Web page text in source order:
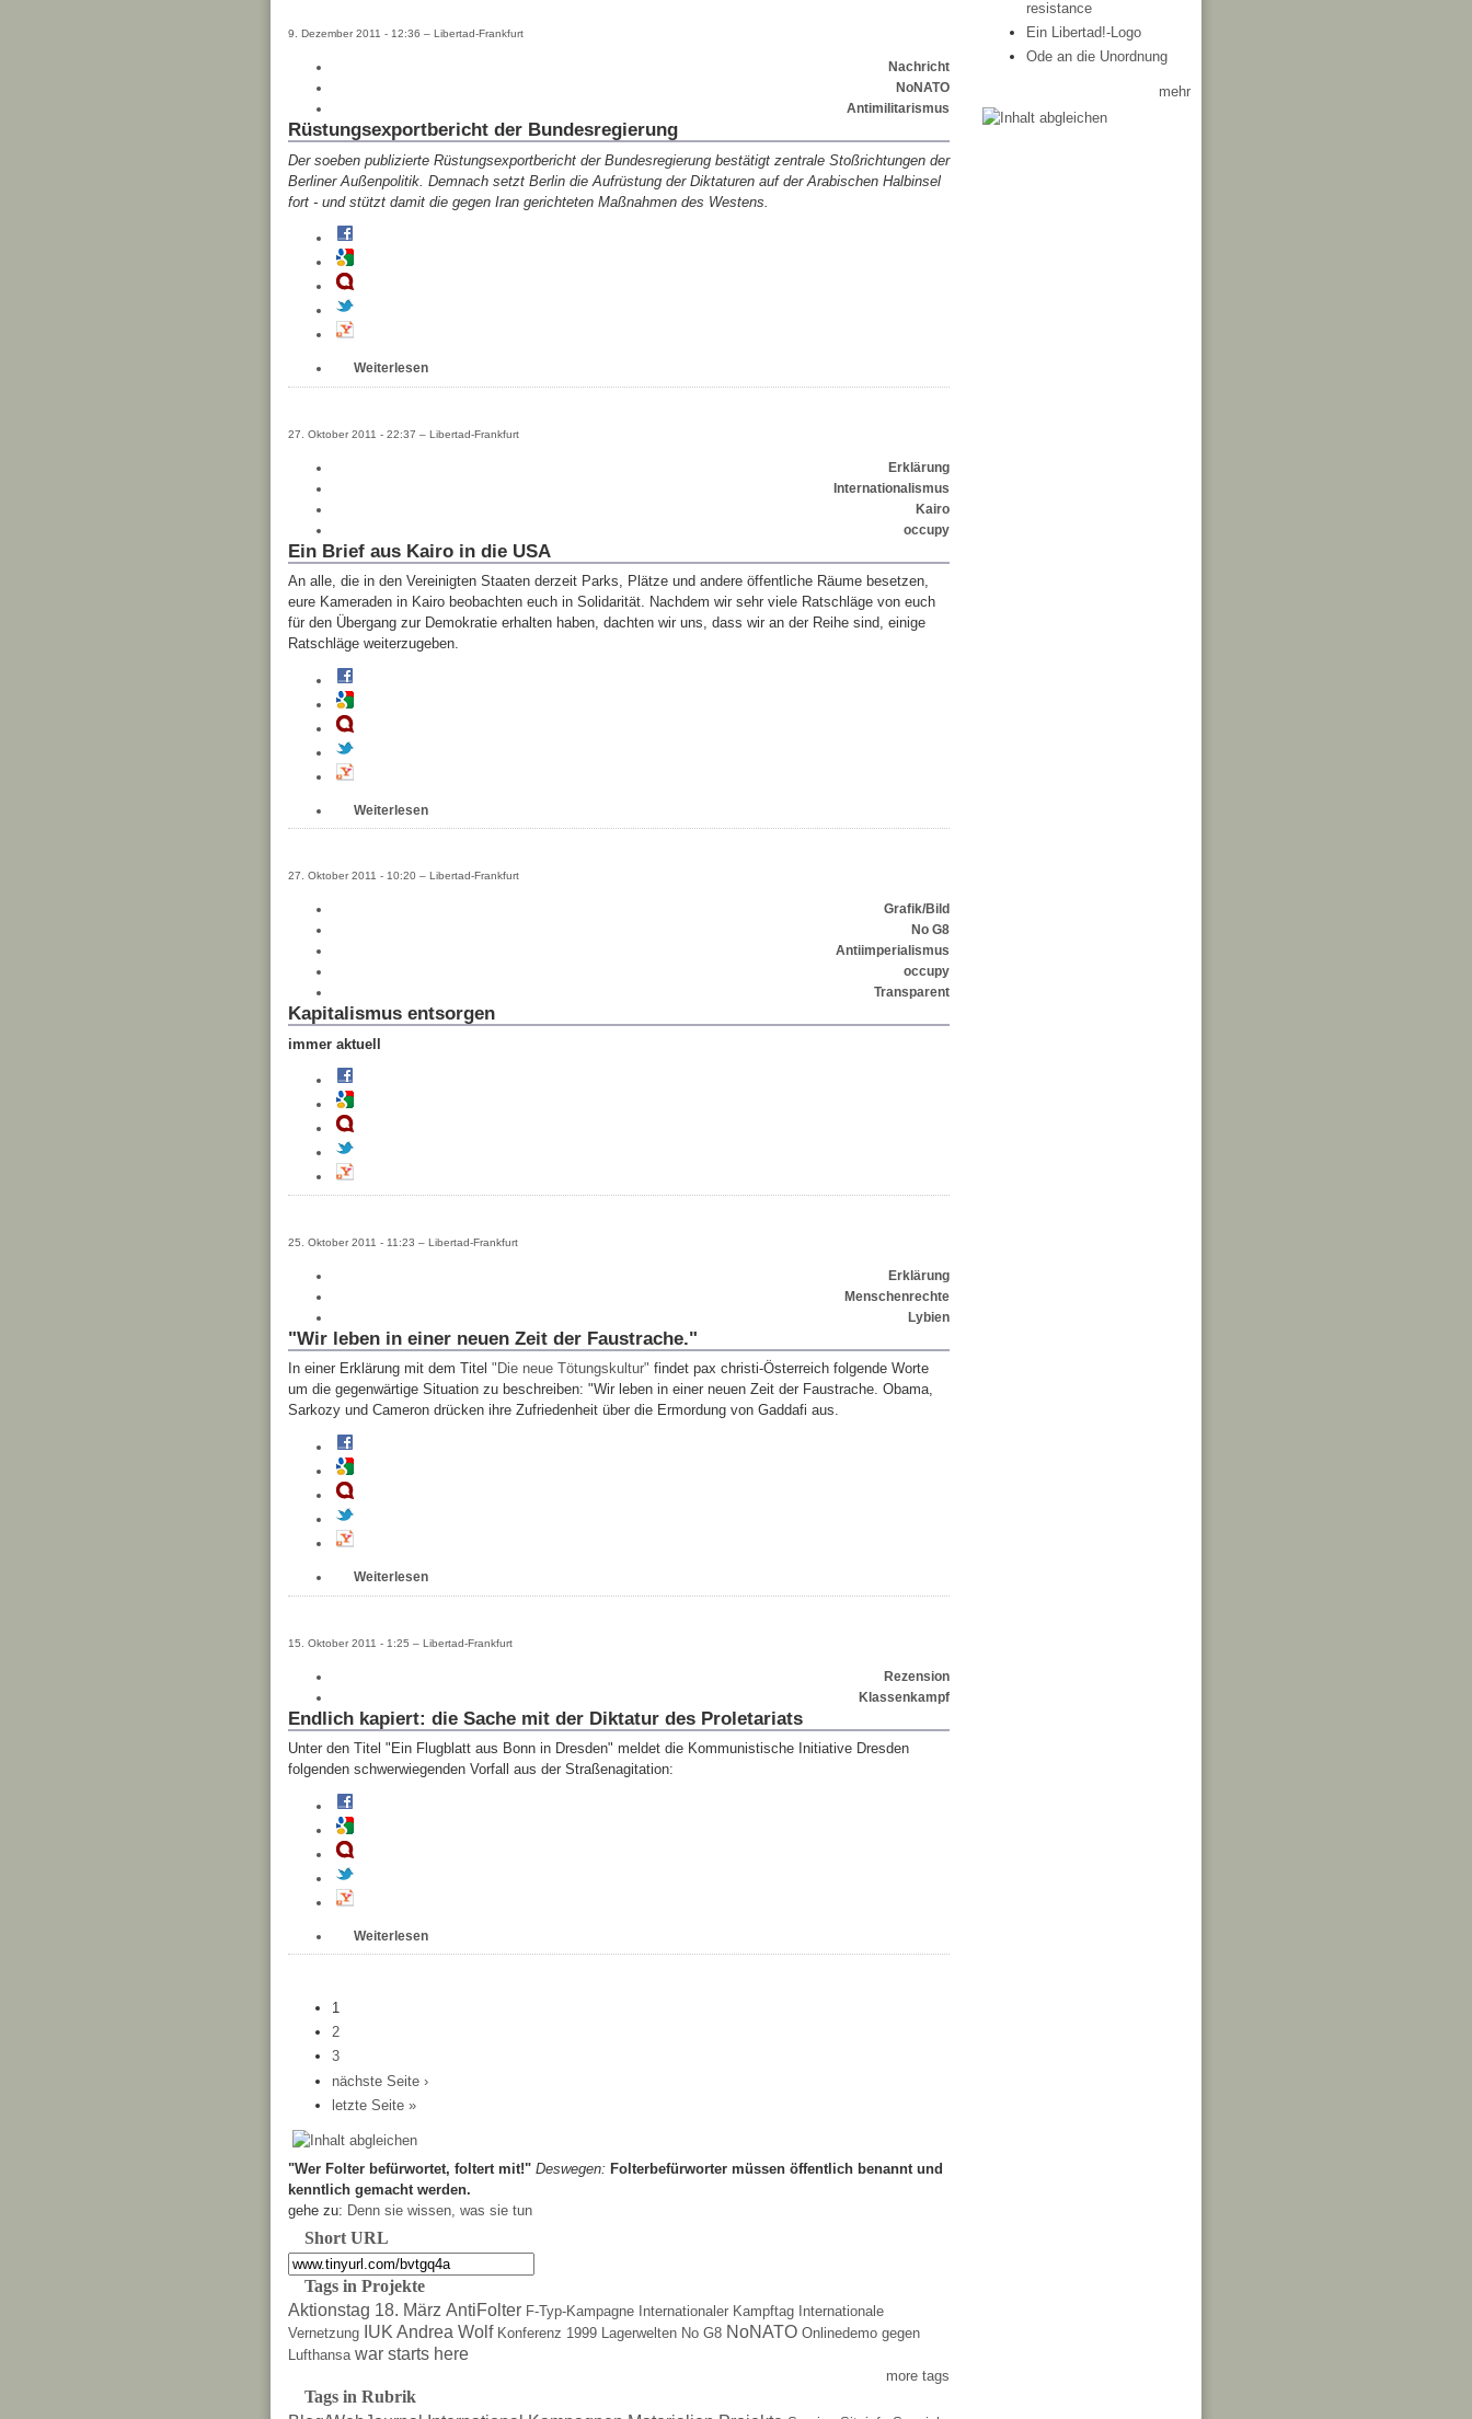
9. Dezember 2011 - 12:36 – Libertad-Frankfurt
Nachricht
NoNATO
Antimilitarismus
Rüstungsexportbericht der Bundesregierung
Der soeben publizierte Rüstungsexportbericht der Bundesregierung bestätigt zentrale Stoßrichtungen der
Berliner Außenpolitik. Demnach setzt Berlin die Aufrüstung der Diktaturen auf der Arabischen Halbinsel
fort - und stützt damit die gegen Iran gerichteten Maßnahmen des Westens.
Weiterlesen
27. Oktober 2011 - 22:37 – Libertad-Frankfurt
Erklärung
Internationalismus
Kairo
occupy
Ein Brief aus Kairo in die USA
An alle, die in den Vereinigten Staaten derzeit Parks, Plätze und andere öffentliche Räume besetzen,
eure Kameraden in Kairo beobachten euch in Solidarität. Nachdem wir sehr viele Ratschläge von euch
für den Übergang zur Demokratie erhalten haben, dachten wir uns, dass wir an der Reihe sind, einige
Ratschläge weiterzugeben.
Weiterlesen
27. Oktober 2011 - 10:20 – Libertad-Frankfurt
Grafik/Bild
No G8
Antiimperialismus
occupy
Transparent
Kapitalismus entsorgen
immer aktuell
25. Oktober 2011 - 11:23 – Libertad-Frankfurt
Erklärung
Menschenrechte
Lybien
"Wir leben in einer neuen Zeit der Faustrache."
In einer Erklärung mit dem Titel "Die neue Tötungskultur" findet pax christi-Österreich folgende Worte
um die gegenwärtige Situation zu beschreiben: "Wir leben in einer neuen Zeit der Faustrache. Obama,
Sarkozy und Cameron drücken ihre Zufriedenheit über die Ermordung von Gaddafi aus.
Weiterlesen
15. Oktober 2011 - 1:25 – Libertad-Frankfurt
Rezension
Klassenkampf
Endlich kapiert: die Sache mit der Diktatur des Proletariats
Unter den Titel "Ein Flugblatt aus Bonn in Dresden" meldet die Kommunistische Initiative Dresden
folgenden schwerwiegenden Vorfall aus der Straßenagitation:
Weiterlesen
1
2
3
nächste Seite ›
letzte Seite »
"Wer Folter befürwortet, foltert mit!" Deswegen: Folterbefürworter müssen öffentlich benannt und
kenntlich gemacht werden.
gehe zu: Denn sie wissen, was sie tun
Short URL
Tags in Projekte
Aktionstag 18. März AntiFolter F-Typ-Kampagne Internationaler Kampftag Internationale
Vernetzung IUK Andrea Wolf Konferenz 1999 Lagerwelten No G8 NoNATO Onlinedemo gegen
Lufthansa war starts here
more tags
Tags in Rubrik
resistance
Ein Libertad!-Logo
Ode an die Unordnung
mehr